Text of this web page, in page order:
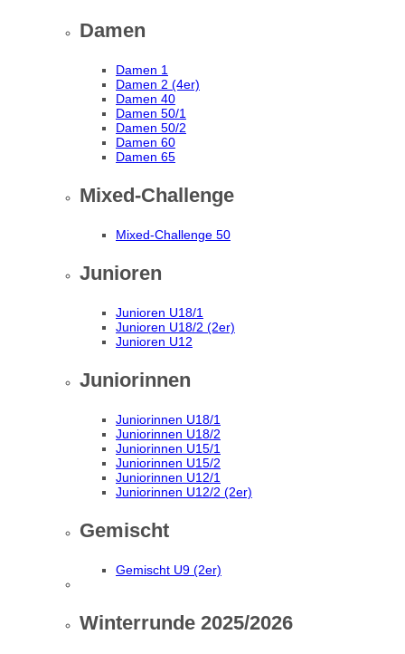
Damen
Damen 1
Damen 2 (4er)
Damen 40
Damen 50/1
Damen 50/2
Damen 60
Damen 65
Mixed-Challenge
Mixed-Challenge 50
Junioren
Junioren U18/1
Junioren U18/2 (2er)
Junioren U12
Juniorinnen
Juniorinnen U18/1
Juniorinnen U18/2
Juniorinnen U15/1
Juniorinnen U15/2
Juniorinnen U12/1
Juniorinnen U12/2 (2er)
Gemischt
Gemischt U9 (2er)
Winterrunde 2025/2026